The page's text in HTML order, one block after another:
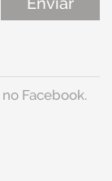
Facebook.